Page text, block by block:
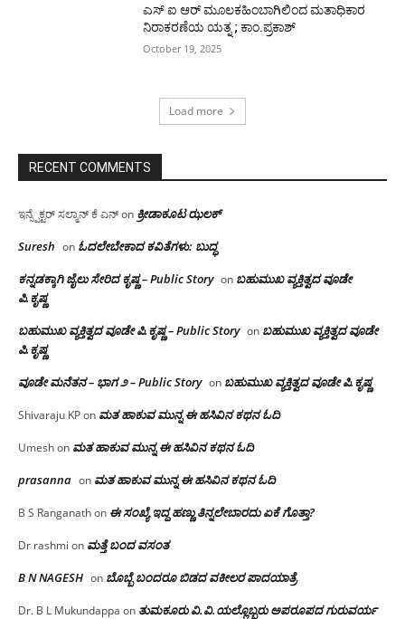
ಎಸ್ ಐ ಆರ್ ಮೂಲಕಹಿಂಬಾಗಿಲಿಂದ ಮತಾಧಿಕಾರ
ನಿರಾಕರಣೆಯ ಯತ್ನ ; ಕಾಂ.ಪ್ರಕಾಶ್
October 19, 2025
Load more
RECENT COMMENTS
ಇನ್ಸ್ಪೆಕ್ಟರ್ ಸಲ್ಮಾನ್ ಕೆ ಎನ್on ಕ್ರೀಡಾಕೂಟ ಝಲಕ್
Suresh on ಓದಲೇಬೇಕಾದ‌ ಕವಿತೆಗಳು: ಬುದ್ಧ
ಕನ್ನಡಕ್ಕಾಗಿ ಜೈಲು ಸೇರಿದ ಕೃಷ್ಣ – Public Story on ಬಹುಮುಖ ವ್ಯಕ್ತಿತ್ವದ ವೂಡೇ
ಪಿ.ಕೃಷ್ಣ
ಬಹುಮುಖ ವ್ಯಕ್ತಿತ್ವದ ವೂಡೇ ಪಿ.ಕೃಷ್ಣ – Public Story on ಬಹುಮುಖ ವ್ಯಕ್ತಿತ್ವದ ವೂಡೇ
ಪಿ.ಕೃಷ್ಣ
ವೂಡೇ ಮನೆತನ – ಭಾಗ ೨ – Public Story on ಬಹುಮುಖ ವ್ಯಕ್ತಿತ್ವದ ವೂಡೇ ಪಿ.ಕೃಷ್ಣ
Shivaraju KPon ಮತ ಹಾಕುವ ಮುನ್ನ ಈ ಹಸಿವಿನ ಕಥನ ಓದಿ
Umeshon ಮತ ಹಾಕುವ ಮುನ್ನ ಈ ಹಸಿವಿನ ಕಥನ ಓದಿ
prasanna on ಮತ ಹಾಕುವ ಮುನ್ನ ಈ ಹಸಿವಿನ ಕಥನ ಓದಿ
B S Ranganathon ಈ ಸಂಖ್ಯೆ ಇದ್ದ ಹಣ್ಣು ತಿನ್ನಲೇಬಾರದು ಏಕೆ ಗೊತ್ತಾ?
Dr rashmi on ಮತ್ತೆ ಬಂದ ವಸಂತ
B N NAGESH on ಬೊಬ್ಬೆ ಬಂದರೂ ಬಿಡದ ವಕೀಲರ ಪಾದಯಾತ್ರೆ
Dr. B L Mukundappa on ತುಮಕೂರು‌ ವಿ.ವಿ.ಯಲ್ಲೊಬ್ಬರು ಅಪರೂಪದ ಗುರುವರ್ಯ